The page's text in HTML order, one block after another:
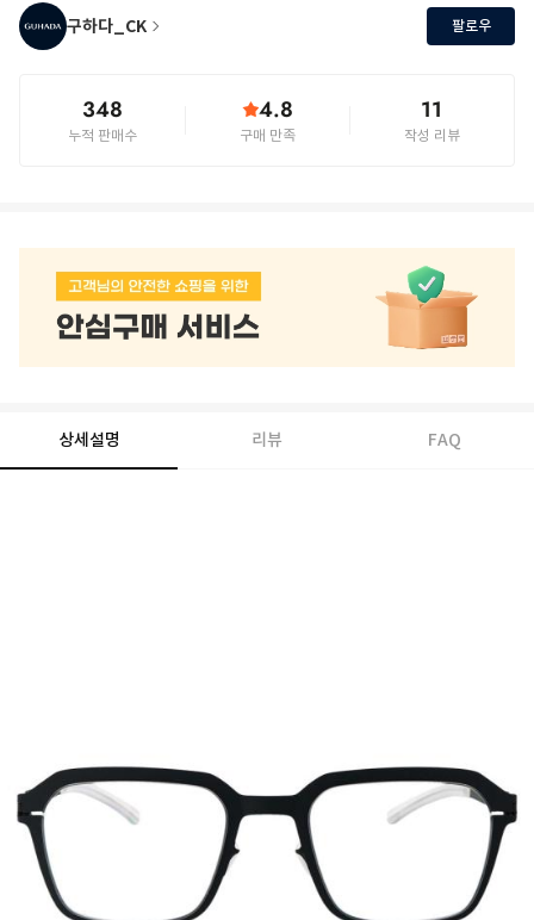
구하다_CK 팔로우
348
누적 판매수
4.8
구매 만족
11
작성 리뷰
상세설명 리뷰 FAQ